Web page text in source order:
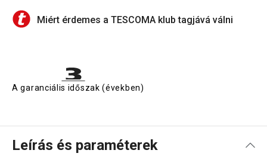
Miért érdemes a TESCOMA klub tagjává válni
A garanciális időszak (években)
Leírás és paraméterek